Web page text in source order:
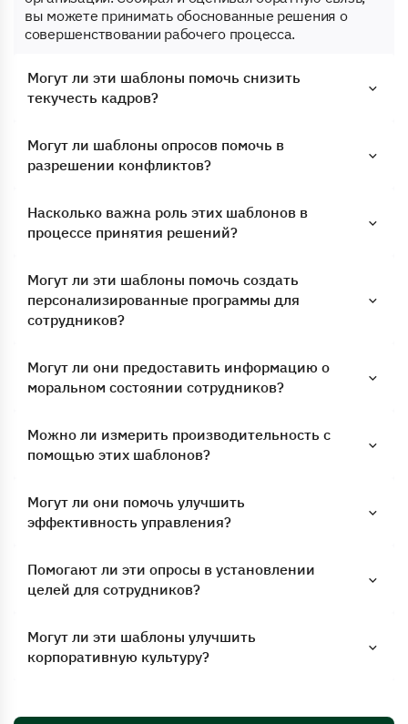
вы можете принимать обоснованные решения о
совершенствовании рабочего процесса.
Могут ли эти шаблоны помочь снизить
текучесть кадров?
Могут ли шаблоны опросов помочь в
разрешении конфликтов?
Насколько важна роль этих шаблонов в
процессе принятия решений?
Могут ли эти шаблоны помочь создать
персонализированные программы для
сотрудников?
Могут ли они предоставить информацию о
моральном состоянии сотрудников?
Можно ли измерить производительность с
помощью этих шаблонов?
Могут ли они помочь улучшить
эффективность управления?
Помогают ли эти опросы в установлении
целей для сотрудников?
Могут ли эти шаблоны улучшить
корпоративную культуру?